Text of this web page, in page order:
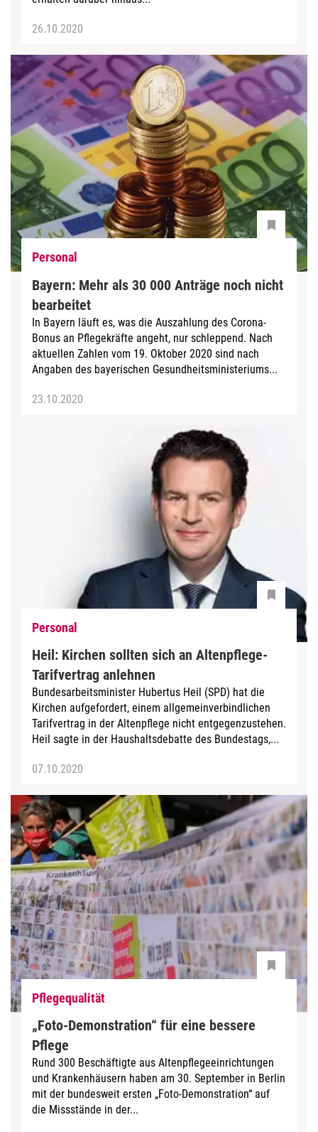
26.10.2020
Personal
Bayern: Mehr als 30 000 Anträge noch nicht
bearbeitet
In Bayern läuft es, was die Auszahlung des Corona-
Bonus an Pflegekräfte angeht, nur schleppend. Nach
aktuellen Zahlen vom 19. Oktober 2020 sind nach
Angaben des bayerischen Gesundheitsministeriums...
23.10.2020
Personal
Heil: Kirchen sollten sich an Altenpflege-
Tarifvertrag anlehnen
Bundesarbeitsminister Hubertus Heil (SPD) hat die
Kirchen aufgefordert, einem allgemeinverbindlichen
Tarifvertrag in der Altenpflege nicht entgegenzustehen.
Heil sagte in der Haushaltsdebatte des Bundestags,...
07.10.2020
Pflegequalität
„Foto-Demonstration“ für eine bessere
Pflege
Rund 300 Beschäftigte aus Altenpflegeeinrichtungen
und Krankenhäusern haben am 30. September in Berlin
mit der bundesweit ersten „Foto-Demonstration“ auf
die Missstände in der...